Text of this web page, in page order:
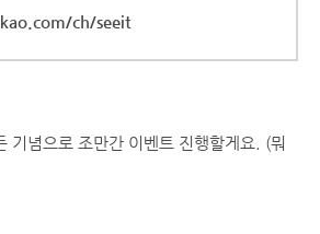
ch/seeit
기념으로 조만간 이벤트 진행할게요. (뭐